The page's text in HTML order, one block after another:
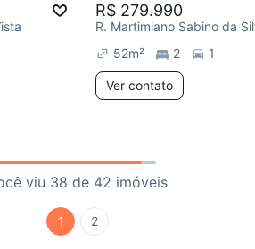
R$ 279.990
52m² 2 1
Ver contato
viu 38 de 42 imóveis
1 2